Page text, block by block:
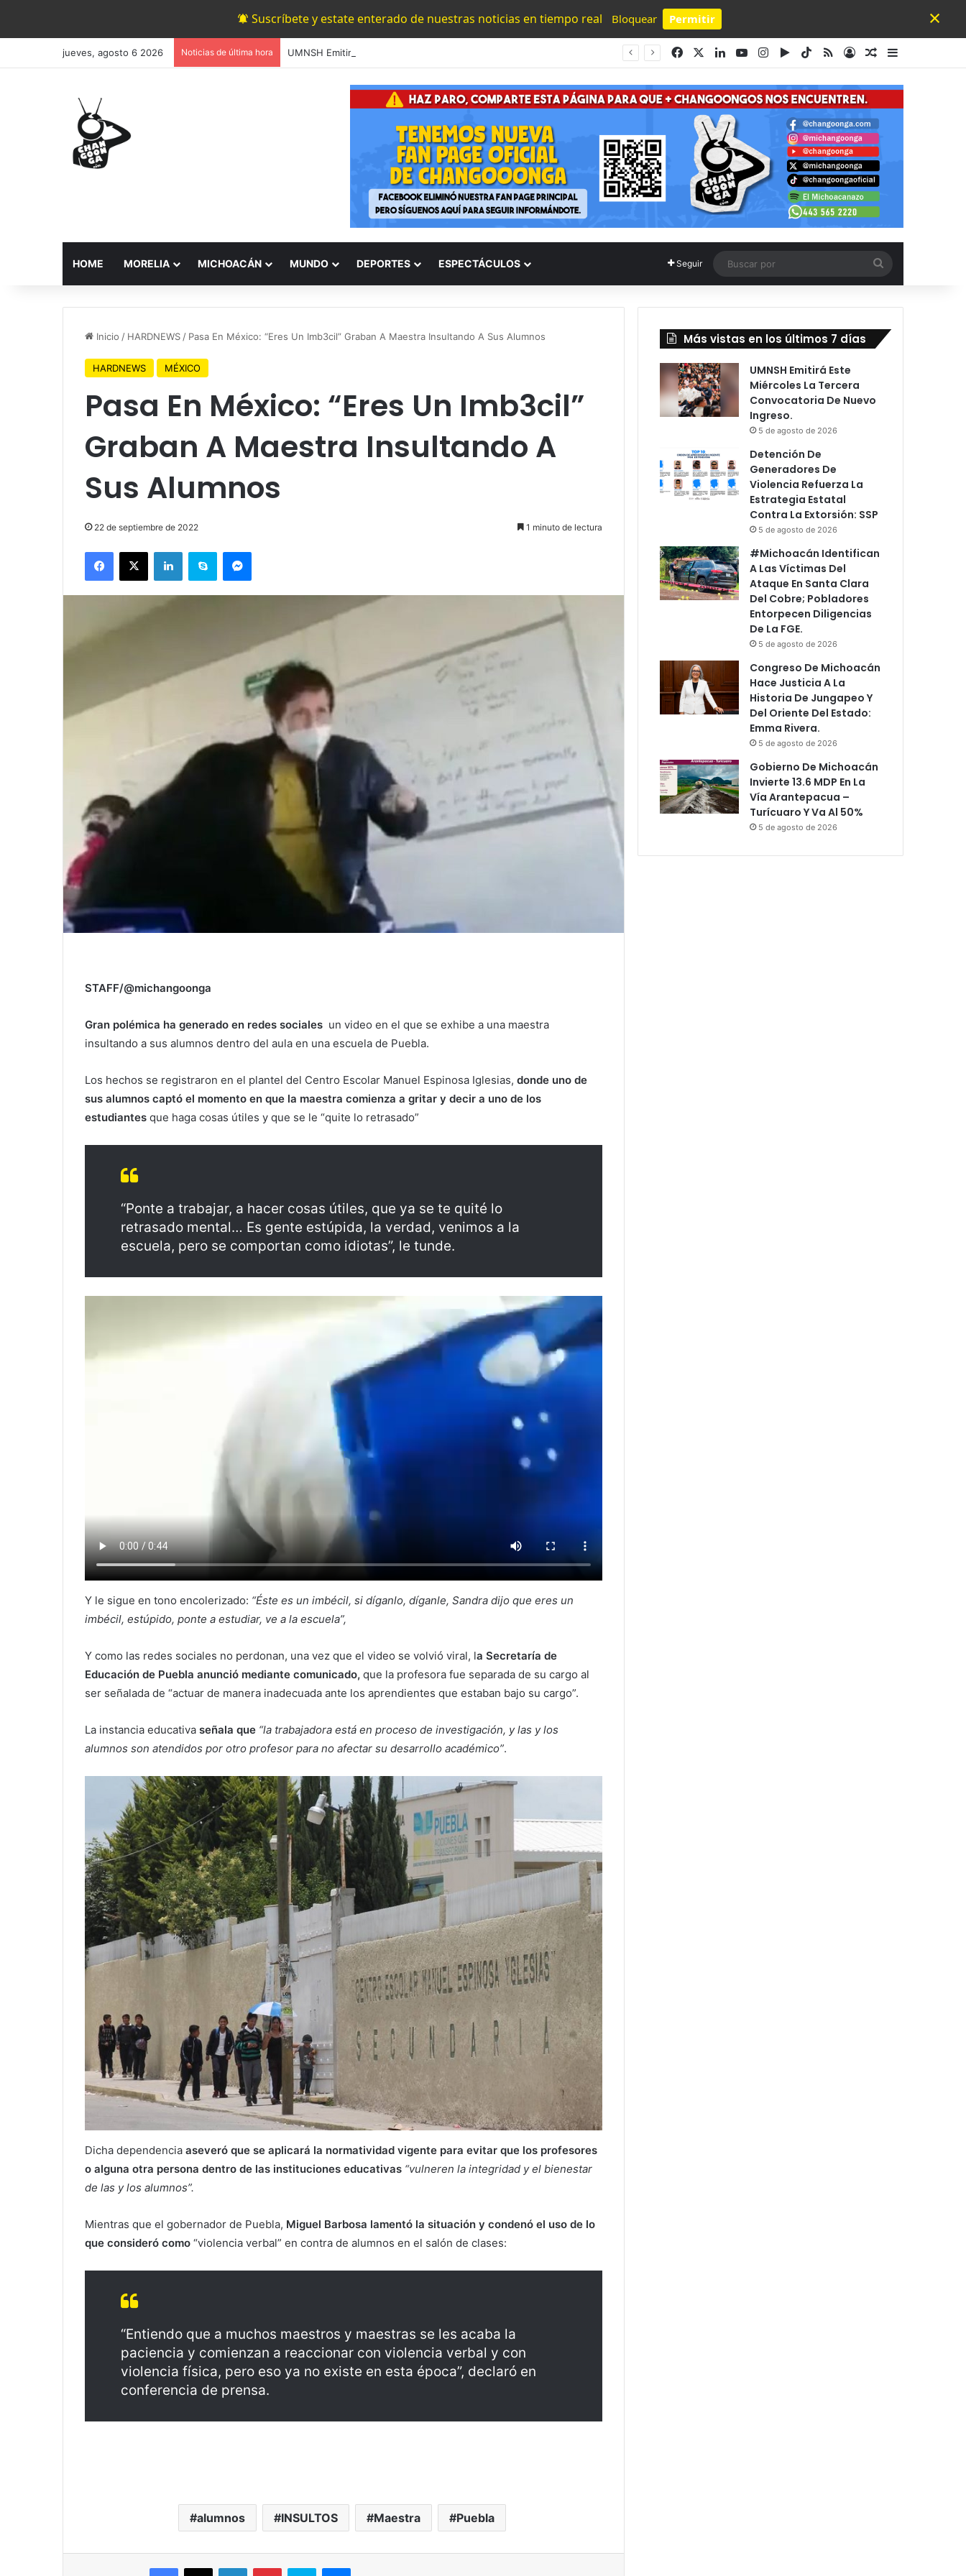
Suscríbete y estate enterado de nuestras noticias en tiempo real Bloquear Permitir
Powered by SendPulse
×
jueves, agosto 6 2026 Noticias de última hora FacebookLinkedInYouTubeInstagram
Google Play
TikTok
RSSAccesoPublicación al
Barra lateral
HOME MORELIA MICHOACÁN MUNDO DEPORTES ESPECTÁCULOS Seguir
por
Inicio / HARDNEWS / Pasa En México: “Eres Un Imb3cil” Graban A Maestra Insultando A Sus Alumnos
HARDNEWS MÉXICO
Pasa En México: “Eres Un Imb3cil”
Graban A Maestra Insultando A
Sus Alumnos
22 de septiembre de 2022 1 minuto de lectura
Facebook
X LinkedInSkype Messenger
STAFF/@michangoonga
Gran polémica ha generado en redes sociales un video en el que se exhibe a una maestra
insultando a sus alumnos dentro del aula en una escuela de Puebla.
Los hechos se registraron en el plantel del Centro Escolar Manuel Espinosa Iglesias, donde uno de
sus alumnos captó el momento en que la maestra comienza a gritar y decir a uno de los
estudiantes que haga cosas útiles y que se le “quite lo retrasado”
“Ponte a trabajar, a hacer cosas útiles, que ya se te quité lo
retrasado mental… Es gente estúpida, la verdad, venimos a la
escuela, pero se comportan como idiotas”, le tunde.
Y le sigue en tono encolerizado: “Éste es un imbécil, si díganlo, díganle, Sandra dijo que eres un
imbécil, estúpido, ponte a estudiar, ve a la escuela”,
Y como las redes sociales no perdonan, una vez que el video se volvió viral, la Secretaría de
Educación de Puebla anunció mediante comunicado, que la profesora fue separada de su cargo al
ser señalada de “actuar de manera inadecuada ante los aprendientes que estaban bajo su cargo”.
La instancia educativa señala que “la trabajadora está en proceso de investigación, y las y los
alumnos son atendidos por otro profesor para no afectar su desarrollo académico”.
Dicha dependencia aseveró que se aplicará la normatividad vigente para evitar que los profesores
o alguna otra persona dentro de las instituciones educativas “vulneren la integridad y el bienestar
de las y los alumnos”.
Mientras que el gobernador de Puebla, Miguel Barbosa lamentó la situación y condenó el uso de lo
que consideró como “violencia verbal” en contra de alumnos en el salón de clases:
“Entiendo que a muchos maestros y maestras se les acaba la
paciencia y comienzan a reaccionar con violencia verbal y con
violencia física, pero eso ya no existe en esta época”, declaró en
conferencia de prensa.
alumnos INSULTOS Maestra Puebla
Facebook
X LinkedInPinterestSkype Messenger
Más vistas en los últimos 7 días
UMNSH Emitirá Este
Miércoles La Tercera
Convocatoria De Nuevo
Ingreso.
5 de agosto de 2026
Detención De
Generadores De
Violencia Refuerza La
Estrategia Estatal
Contra La Extorsión: SSP
5 de agosto de 2026
#Michoacán Identifican
A Las Víctimas Del
Ataque En Santa Clara
Del Cobre; Pobladores
Entorpecen Diligencias
De La FGE.
5 de agosto de 2026
Congreso De Michoacán
Hace Justicia A La
Historia De Jungapeo Y
Del Oriente Del Estado:
Emma Rivera.
5 de agosto de 2026
Gobierno De Michoacán
Invierte 13.6 MDP En La
Vía Arantepacua –
Turícuaro Y Va Al 50%
5 de agosto de 2026